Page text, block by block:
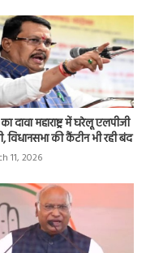
दावा महाराष्ट्र में घरेलू एलपीजी
विधानसभा की कैंटीन भी रही बंद
11, 2026